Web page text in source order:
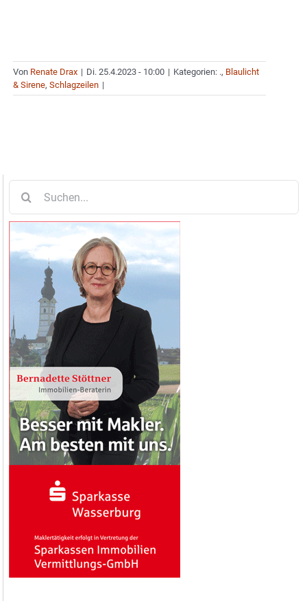
Von Renate Drax | Di. 25.4.2023 - 10:00 | Kategorien: ., Blaulicht
& Sirene, Schlagzeilen |
nach: